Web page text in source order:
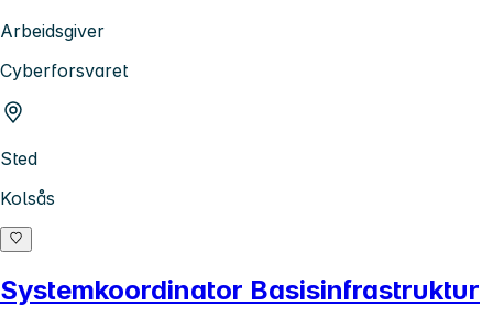
Arbeidsgiver
Cyberforsvaret
Sted
Kolsås
Systemkoordinator Basisinfrastruktur